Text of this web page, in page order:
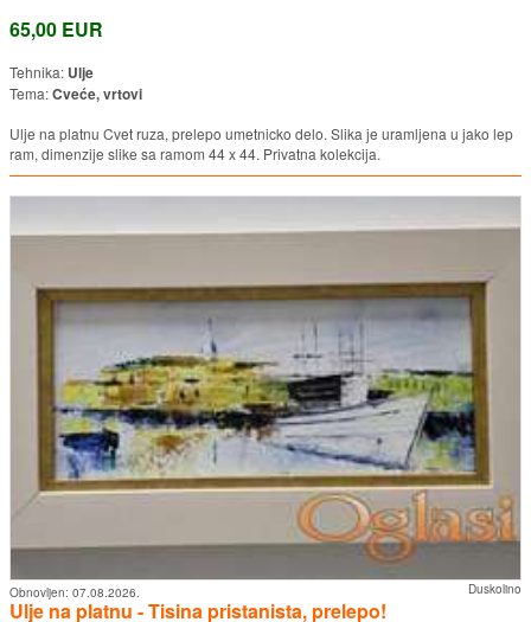
65,00 EUR
Tehnika: Ulje
Tema:Cveće, vrtovi
Ulje na platnu Cvet ruza, prelepo umetnicko delo. Slika je uramljena u jako lep
ram, dimenzije slike sa ramom 44 x 44. Privatna kolekcija.
Duskolino
Obnovljen: 07.08.2026.
Ulje na platnu - Tisina pristanista, prelepo!